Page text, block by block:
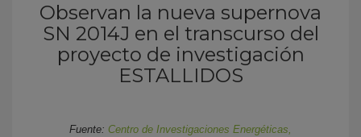
Observan la nueva supernova
SN 2014J en el transcurso del
proyecto de investigación
ESTALLIDOS
Fuente: Centro de Investigaciones Energéticas,